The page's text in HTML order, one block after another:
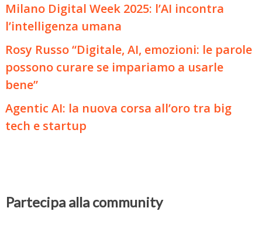
Milano Digital Week 2025: l’AI incontra
l’intelligenza umana
Rosy Russo “Digitale, AI, emozioni: le parole
possono curare se impariamo a usarle
bene”
Agentic AI: la nuova corsa all’oro tra big
tech e startup
Partecipa alla community